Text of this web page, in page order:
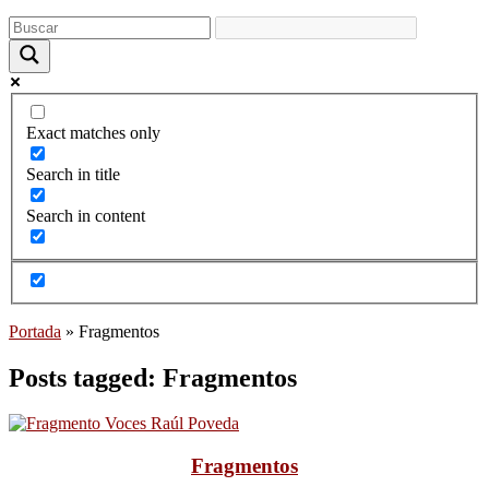
Exact matches only
Search in title
Search in content
Portada » Fragmentos
Posts tagged: Fragmentos
Fragmentos